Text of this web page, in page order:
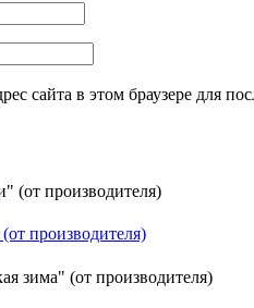
сайта в этом браузере для
производителя)